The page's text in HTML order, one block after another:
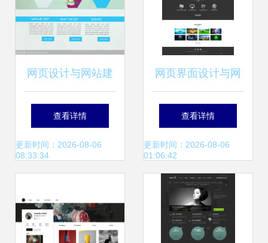
网页设计与网站建
设 构筑数字时代的
基石
查看详情
更新时间：2026-08-06
08:33:34
网页界面设计与网
站建设 从蓝图到卓
越用户体验
查看详情
更新时间：2026-08-06
01:06:42